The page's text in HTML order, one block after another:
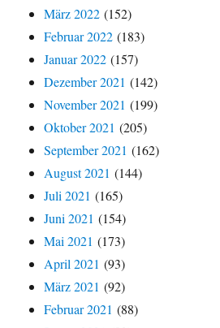
März 2022 (152)
Februar 2022 (183)
Januar 2022 (157)
Dezember 2021 (142)
November 2021 (199)
Oktober 2021 (205)
September 2021 (162)
August 2021 (144)
Juli 2021 (165)
Juni 2021 (154)
Mai 2021 (173)
April 2021 (93)
März 2021 (92)
Februar 2021 (88)